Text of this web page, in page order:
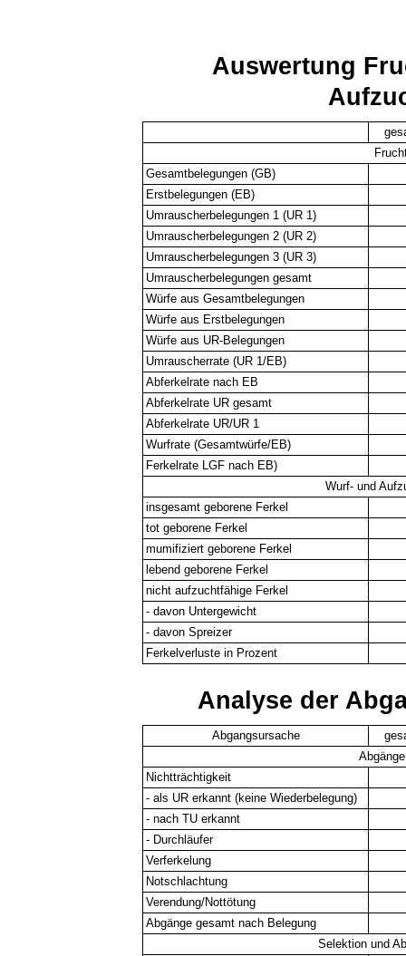
Auswertung
Gesamtbelegungen (GB)
Erstbelegungen (EB)
Umrauscherbelegungen 1 (UR 1)
Umrauscherbelegungen 2 (UR 2)
Umrauscherbelegungen 3 (UR 3)
Umrauscherbelegungen gesamt
Würfe aus Gesamtbelegungen
Würfe aus Erstbelegungen
Würfe aus UR-Belegungen
Umrauscherrate (UR 1/EB)
Abferkelrate nach EB
Abferkelrate UR gesamt
Abferkelrate UR/UR 1
Wurfrate (Gesamtwürfe/EB)
Ferkelrate LGF nach EB)
Wurf- und
insgesamt geborene Ferkel
tot geborene Ferkel
mumifiziert geborene Ferkel
lebend geborene Ferkel
nicht aufzuchtfähige Ferkel
- davon Untergewicht
- davon Spreizer
Ferkelverluste in Prozent
Analyse der
Abgangsursache
Nichtträchtigkeit
- als UR erkannt (keine Wiederbelegung)
- nach TU erkannt
- Durchläufer
Verferkelung
Notschlachtung
Verendung/Nottötung
Abgänge gesamt nach Belegung
Selektion und